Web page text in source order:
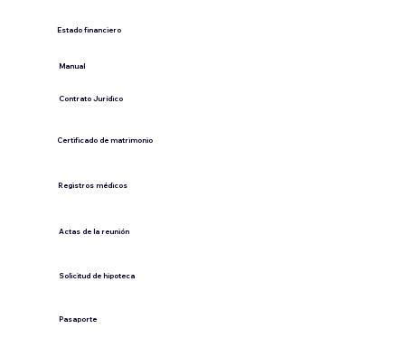
Estado financiero
​Manual
​Contrato Jurídico
Certificado de matrimonio
Registros médicos
Actas de la reunión
Solicitud de hipoteca
Pasaporte